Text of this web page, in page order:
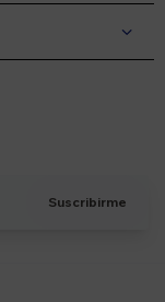
Suscribirme